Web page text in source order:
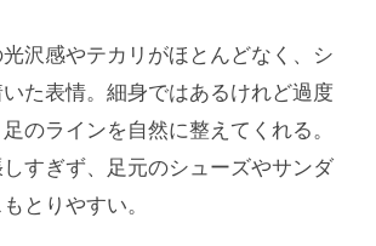
沢感やテカリがほとんどなく、シ
た表情。細身ではあるけれど過度
のラインを自然に整えてくれる。
すぎず、足元のシューズやサンダ
とりやすい。